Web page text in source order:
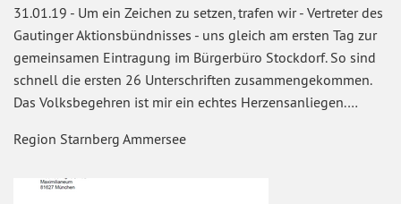
31.01.19 - Um ein Zeichen zu setzen, trafen wir - Vertreter des
Gautinger Aktionsbündnisses - uns gleich am ersten Tag zur
gemeinsamen Eintragung im Bürgerbüro Stockdorf. So sind
schnell die ersten 26 Unterschriften zusammengekommen.
Das Volksbegehren ist mir ein echtes Herzensanliegen.…
Region Starnberg Ammersee